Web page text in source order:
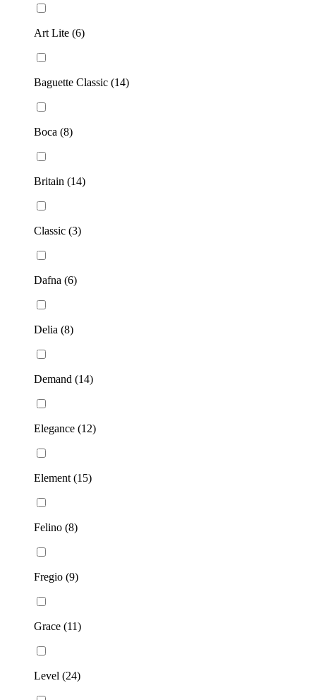
Art Lite (6)
Baguette Classic (14)
Boca (8)
Britain (14)
Classic (3)
Dafna (6)
Delia (8)
Demand (14)
Elegance (12)
Element (15)
Felino (8)
Fregio (9)
Grace (11)
Level (24)